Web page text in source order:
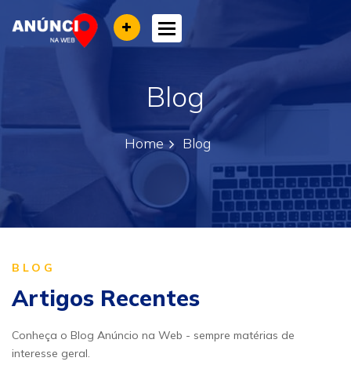
Toggle navigation
Blog
Home Blog
BLOG
Artigos Recentes
Conheça o Blog Anúncio na Web - sempre matérias de
interesse geral.